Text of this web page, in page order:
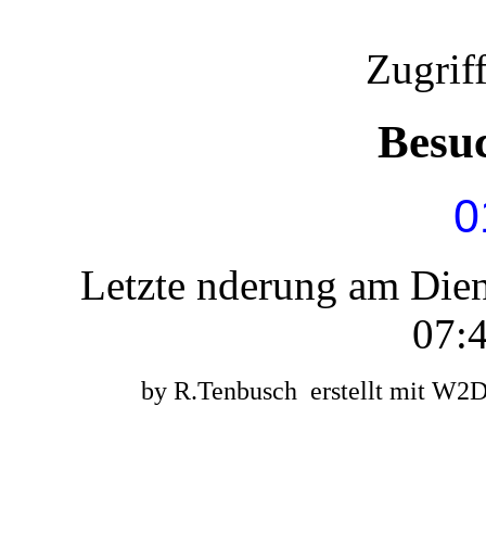
Letzte nderung am
by R.Tenbusch erstellt mit